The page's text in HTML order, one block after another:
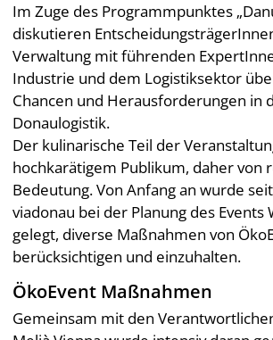
Im Zuge des Programmpunktes
diskutieren
Verwaltung mit führenden
Industrie und dem Logistiksektor
Chancen und Herausforderungen in
Donaulogistik.
Der kulinarische Teil der
hochkarätigem Publikum, daher von
Bedeutung. Von Anfang an wurde
viadonau bei der Planung des Events
gelegt, diverse Maßnahmen von
berücksichtigen und einzuhalten.
ÖkoEvent Maßnahmen
Gemeinsam mit den